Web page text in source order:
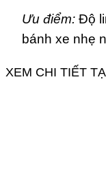
Ưu điểm:Độ
bánh xe nhẹ
XEM CHI TIẾT